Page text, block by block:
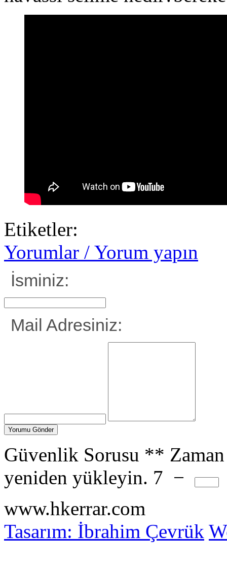
Etiketler:
Yorumlar / Yorum yapın
İsminiz:
Mail Adresiniz:
Güvenlik Sorusu **
yeniden yükleyin. 7 −
www.hkerrar.com
Tasarım: İbrahim Çevrük